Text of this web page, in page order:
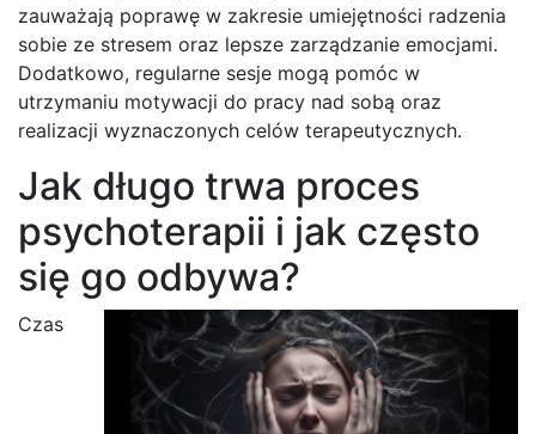
zauważają poprawę w zakresie umiejętności radzenia
sobie ze stresem oraz lepsze zarządzanie emocjami.
Dodatkowo, regularne sesje mogą pomóc w
utrzymaniu motywacji do pracy nad sobą oraz
realizacji wyznaczonych celów terapeutycznych.
Jak długo trwa proces
psychoterapii i jak często
się go odbywa?
Czas